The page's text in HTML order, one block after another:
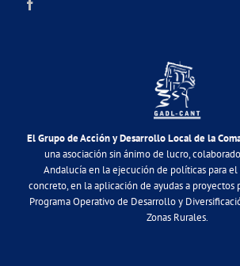
El Grupo de Acción y Desarrollo Local de la
una asociación sin ánimo de lucro,
Andalucía en la ejecución de políticas para
concreto, en la aplicación de ayudas a proyectos
Programa Operativo de Desarrollo y
Zonas Rurales.